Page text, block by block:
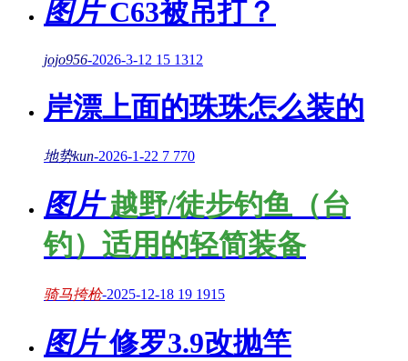
图片C63被吊打？
jojo956-2026-3-12 15 1312
岸漂上面的珠珠怎么装的
地势kun-2026-1-22 7 770
图片 越野/徒步钓鱼（台
钓）适用的轻简装备
骑马挎枪-2025-12-18 19 1915
图片修罗3.9改抛竿